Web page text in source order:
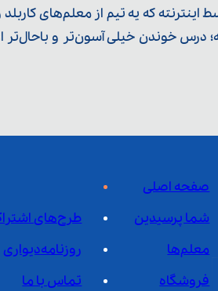
که یه تیم از معلم‌‌های
درس خوندن خیلی آسون‌تر و باحال‌تر
صفحه اصلی
شما پرسیدین
طرح‌های
معلم‌ها
روزنامه‌دیواری
فروشگاه
تماس با ما